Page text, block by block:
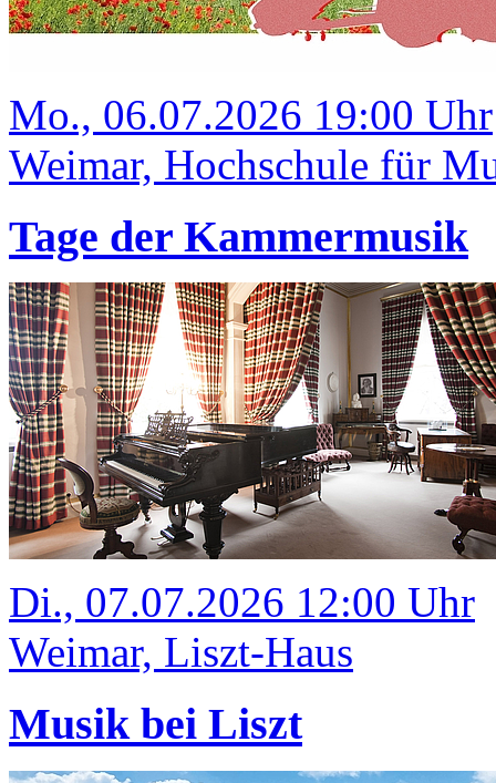
Mo., 06.07.2026 19:00 Uhr
Weimar, Hochschule für
Tage der Kammermusik
Di., 07.07.2026 12:00 Uhr
Weimar, Liszt-Haus
Musik bei Liszt